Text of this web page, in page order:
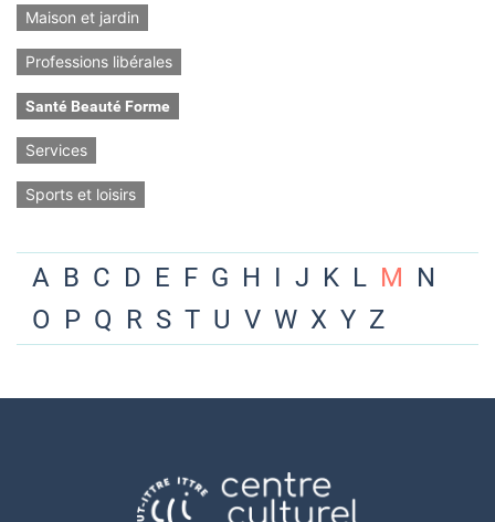
Maison et jardin
Professions libérales
Santé Beauté Forme
Services
Sports et loisirs
A B C D E F G H I J K L M N
O P Q R S T U V W X Y Z